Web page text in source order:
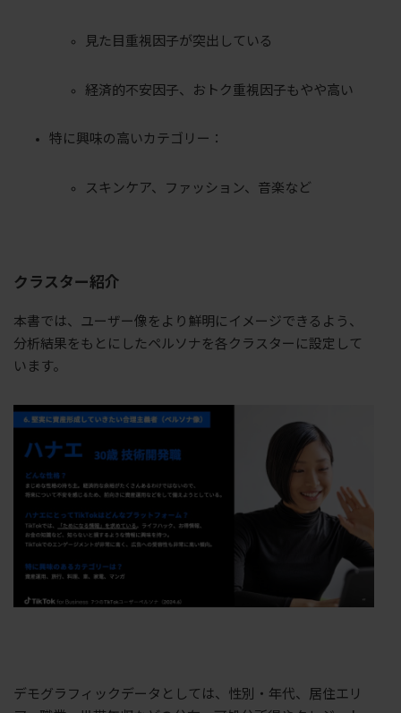
見た目重視因子が突出している
経済的不安因子、おトク重視因子もやや高い
特に興味の高いカテゴリー：
スキンケア、ファッション、音楽など
クラスター紹介
本書では、ユーザー像をより鮮明にイメージできるよう、
分析結果をもとにしたペルソナを各クラスターに設定して
います。
デモグラフィックデータとしては、性別・年代、居住エリ